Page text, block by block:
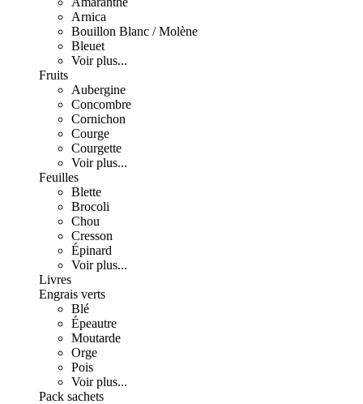
Arnica
Bouillon Blanc / Molène
Bleuet
Voir plus...
Fruits
Aubergine
Concombre
Cornichon
Courge
Courgette
Voir plus...
Feuilles
Blette
Brocoli
Chou
Cresson
Épinard
Voir plus...
Livres
Engrais verts
Blé
Épeautre
Moutarde
Orge
Pois
Voir plus...
Pack sachets